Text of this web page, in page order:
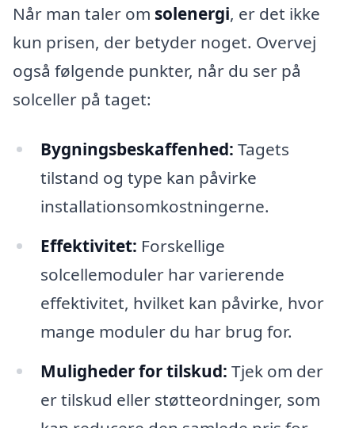
Når man taler om solenergi, er det ikke
kun prisen, der betyder noget. Overvej
også følgende punkter, når du ser på
solceller på taget:
Bygningsbeskaffenhed: Tagets
tilstand og type kan påvirke
installationsomkostningerne.
Effektivitet: Forskellige
solcellemoduler har varierende
effektivitet, hvilket kan påvirke, hvor
mange moduler du har brug for.
Muligheder for tilskud: Tjek om der
er tilskud eller støtteordninger, som